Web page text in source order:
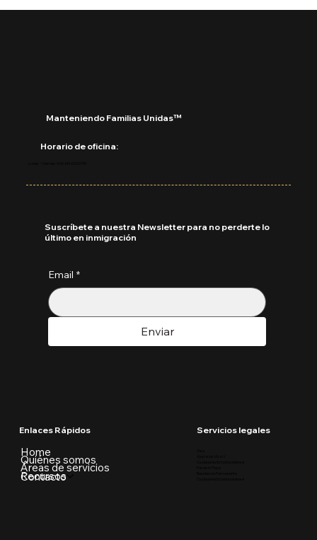
Manteniendo Familias Unidas™
Horario de oficina:
Email *
Enviar
Suscríbete a nuestra Newsletter para no perderte lo
último en inmigración
Enlaces Rápidos
Home
Quiénes somos
Áreas de servicios
Recursos
Contacto
Servicios legales